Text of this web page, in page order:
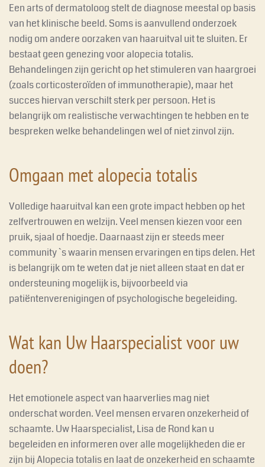
Een arts of dermatoloog stelt de diagnose meestal op basis
van het klinische beeld. Soms is aanvullend onderzoek
nodig om andere oorzaken van haaruitval uit te sluiten. Er
bestaat geen genezing voor alopecia totalis.
Behandelingen zijn gericht op het stimuleren van haargroei
(zoals corticosteroïden of immunotherapie), maar het
succes hiervan verschilt sterk per persoon. Het is
belangrijk om realistische verwachtingen te hebben en te
bespreken welke behandelingen wel of niet zinvol zijn.
Omgaan met alopecia totalis
Volledige haaruitval kan een grote impact hebben op het
zelfvertrouwen en welzijn. Veel mensen kiezen voor een
pruik, sjaal of hoedje. Daarnaast zijn er steeds meer
community `s waarin mensen ervaringen en tips delen. Het
is belangrijk om te weten dat je niet alleen staat en dat er
ondersteuning mogelijk is, bijvoorbeeld via
patiëntenverenigingen of psychologische begeleiding.
Wat kan Uw Haarspecialist voor uw
doen?
Het emotionele aspect van haarverlies mag niet
onderschat worden. Veel mensen ervaren onzekerheid of
schaamte. Uw Haarspecialist, Lisa de Rond kan u
begeleiden en informeren over alle mogelijkheden die er
zijn bij Alopecia totalis en laat de onzekerheid en schaamte